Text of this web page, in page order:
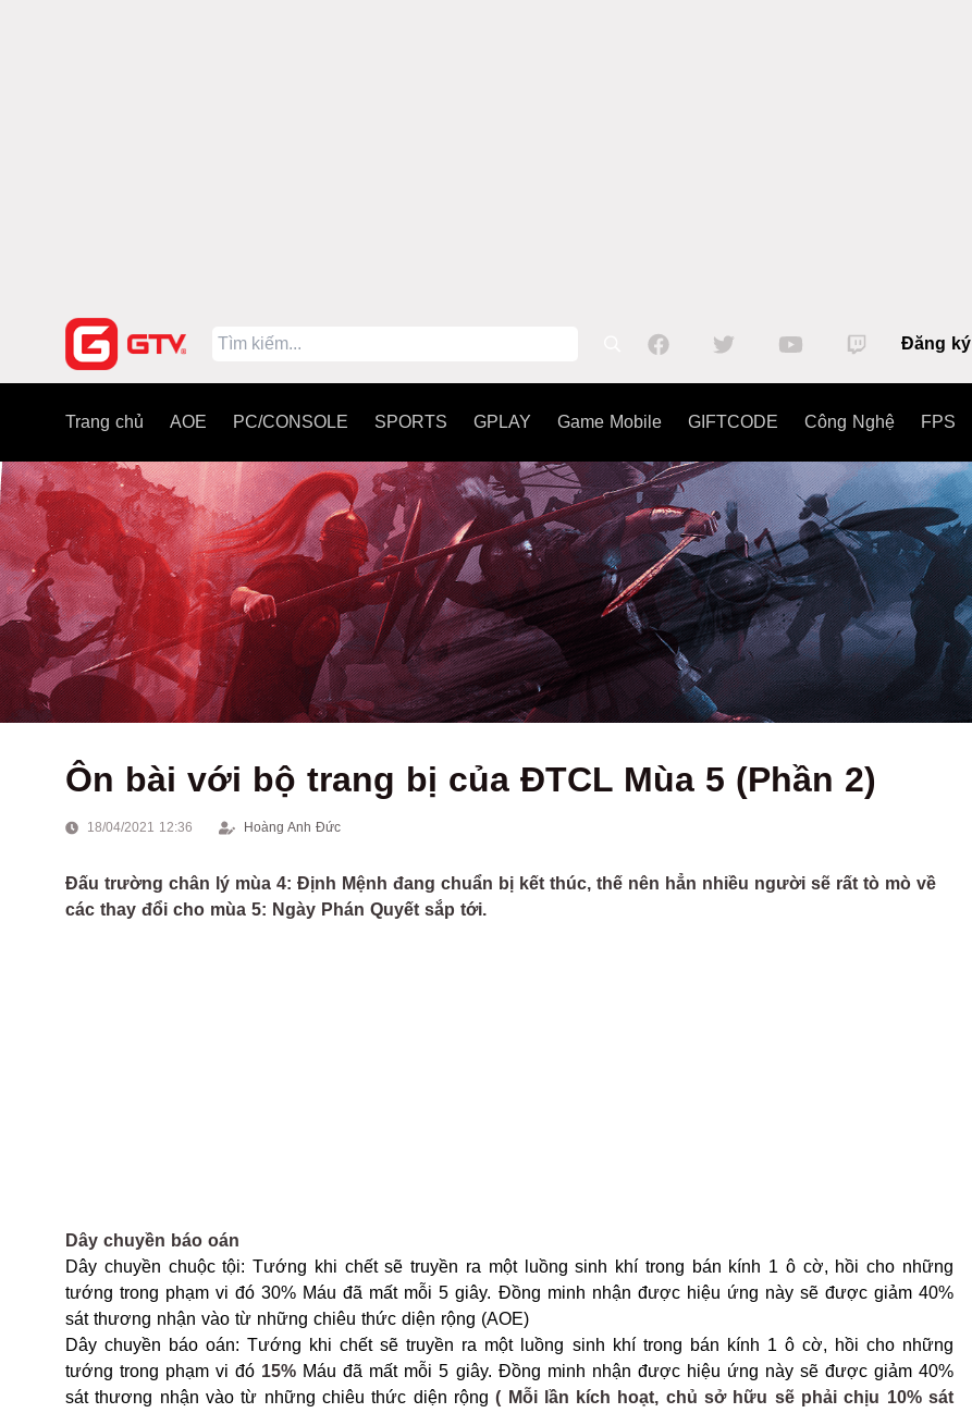
Đăng ký
Trang chủ AOE PC/CONSOLE SPORTS GPLAY Game Mobile GIFTCODE Công Nghệ FPS
Ôn bài với bộ trang bị của ĐTCL Mùa 5 (Phần 2)
18/04/2021 12:36 Hoàng Anh Đức
Đấu trường chân lý mùa 4: Định Mệnh đang chuẩn bị kết thúc, thế nên hẳn nhiều người sẽ rất tò mò về
các thay đổi cho mùa 5: Ngày Phán Quyết sắp tới.
Dây chuyền báo oán
Dây chuyền chuộc tội: Tướng khi chết sẽ truyền ra một luồng sinh khí trong bán kính 1 ô cờ, hồi cho những
tướng trong phạm vi đó 30% Máu đã mất mỗi 5 giây. Đồng minh nhận được hiệu ứng này sẽ được giảm 40%
sát thương nhận vào từ những chiêu thức diện rộng (AOE)
Dây chuyền báo oán: Tướng khi chết sẽ truyền ra một luồng sinh khí trong bán kính 1 ô cờ, hồi cho những
tướng trong phạm vi đó 15% Máu đã mất mỗi 5 giây. Đồng minh nhận được hiệu ứng này sẽ được giảm 40%
sát thương nhận vào từ những chiêu thức diện rộng ( Mỗi lần kích hoạt, chủ sở hữu sẽ phải chịu 10% sát